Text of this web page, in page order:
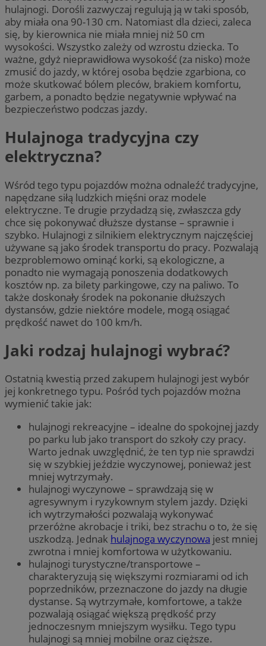
hulajnogi. Dorośli zazwyczaj regulują ją w taki sposób,
aby miała ona 90-130 cm. Natomiast dla dzieci, zaleca
się, by kierownica nie miała mniej niż 50 cm
wysokości. Wszystko zależy od wzrostu dziecka. To
ważne, gdyż nieprawidłowa wysokość (za nisko) może
zmusić do jazdy, w której osoba będzie zgarbiona, co
może skutkować bólem pleców, brakiem komfortu,
garbem, a ponadto będzie negatywnie wpływać na
bezpieczeństwo podczas jazdy.
Hulajnoga tradycyjna czy
elektryczna?
Wśród tego typu pojazdów można odnaleźć tradycyjne,
napędzane siłą ludzkich mięśni oraz modele
elektryczne. Te drugie przydadzą się, zwłaszcza gdy
chce się pokonywać dłuższe dystanse – sprawnie i
szybko. Hulajnogi z silnikiem elektrycznym najczęściej
używane są jako środek transportu do pracy. Pozwalają
bezproblemowo ominąć korki, są ekologiczne, a
ponadto nie wymagają ponoszenia dodatkowych
kosztów np. za bilety parkingowe, czy na paliwo. To
także doskonały środek na pokonanie dłuższych
dystansów, gdzie niektóre modele, mogą osiągać
prędkość nawet do 100 km/h.
Jaki rodzaj hulajnogi wybrać?
Ostatnią kwestią przed zakupem hulajnogi jest wybór
jej konkretnego typu. Pośród tych pojazdów można
wymienić takie jak:
hulajnogi rekreacyjne – idealne do spokojnej jazdy
po parku lub jako transport do szkoły czy pracy.
Warto jednak uwzględnić, że ten typ nie sprawdzi
się w szybkiej jeździe wyczynowej, ponieważ jest
mniej wytrzymały.
hulajnogi wyczynowe – sprawdzają się w
agresywnym i ryzykownym stylem jazdy. Dzięki
ich wytrzymałości pozwalają wykonywać
przeróżne akrobacje i triki, bez strachu o to, że się
uszkodzą. Jednak hulajnoga wyczynowa jest mniej
zwrotna i mniej komfortowa w użytkowaniu.
hulajnogi turystyczne/transportowe –
charakteryzują się większymi rozmiarami od ich
poprzedników, przeznaczone do jazdy na długie
dystanse. Są wytrzymałe, komfortowe, a także
pozwalają osiągać większą prędkość przy
jednoczesnym mniejszym wysiłku. Tego typu
hulajnogi są mniej mobilne oraz cięższe.